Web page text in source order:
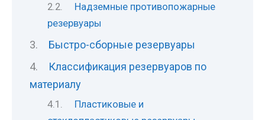
Надземные противопожарные
резервуары
Быстро-сборные резервуары
Классификация резервуаров по
материалу
Пластиковые и